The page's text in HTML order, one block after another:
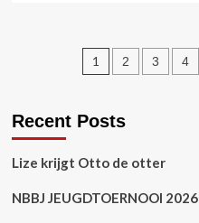
13-
Berichten
1 2 3 4
Recent Posts
Lize krijgt Otto de otter
NBBJ JEUGDTOERNOOI 2026